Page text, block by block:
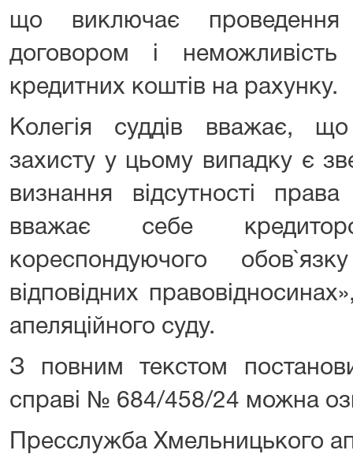
що виключає
договором і неможливість
кредитних коштів на рахунку.
Колегія суддів вважає,
захисту у цьому випадку є
визнання відсутності
вважає себе
кореспондуючого
відповідних
апеляційного суду.
З повним текстом
справі № 684/458/24 можна
Пресслужба Хмельницького